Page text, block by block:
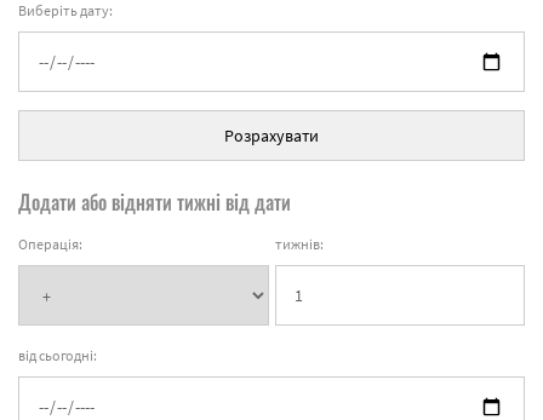
Виберіть дату:
Розрахувати
Додати або відняти тижні від дати
Операція: тижнів:
від сьогодні: